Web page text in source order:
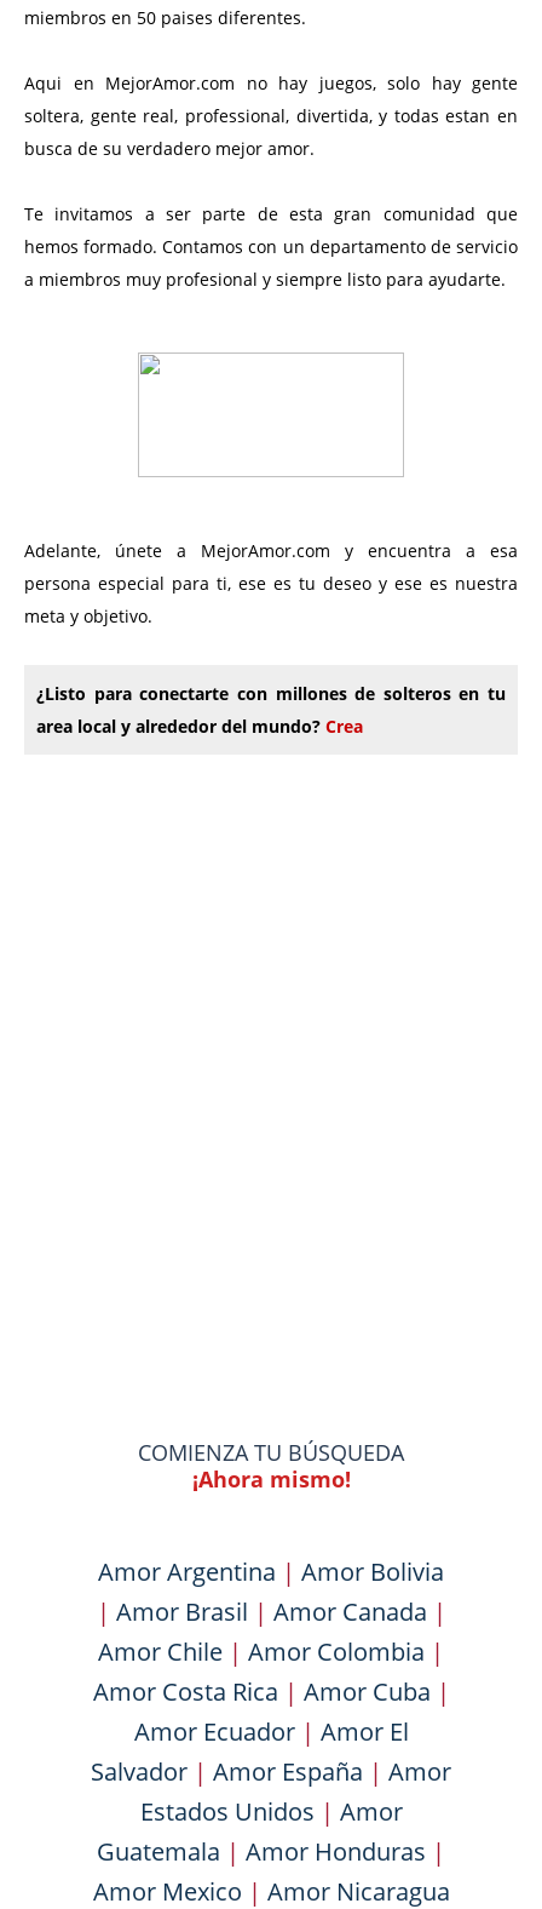
miembros en 50 paises diferentes.
Aqui en MejorAmor.com no hay juegos, solo hay gente
soltera, gente real, professional, divertida, y todas estan en
busca de su verdadero mejor amor.
Te invitamos a ser parte de esta gran comunidad que
hemos formado. Contamos con un departamento de servicio
a miembros muy profesional y siempre listo para ayudarte.
Adelante, únete a MejorAmor.com y encuentra a esa
persona especial para ti, ese es tu deseo y ese es nuestra
meta y objetivo.
¿Listo para conectarte con millones de solteros en tu
area local y alrededor del mundo? Crea
COMIENZA TU BÚSQUEDA
¡Ahora mismo!
Amor Argentina | Amor Bolivia
| Amor Brasil | Amor Canada |
Amor Chile | Amor Colombia |
Amor Costa Rica | Amor Cuba |
Amor Ecuador| Amor El
Salvador | Amor España | Amor
Estados Unidos | Amor
Guatemala | Amor Honduras |
Amor Mexico | Amor Nicaragua